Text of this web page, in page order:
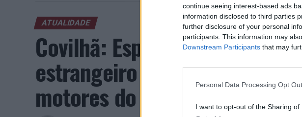
continue seeing interest-based ads
information disclosed to third parties
further disclosure of your personal
participants. This information may
Downstream Participants that may
Personal Data Processing Opt
I want to opt-out of the Sharing of
ATUALIDADE
Covilhã: Especialista aponta
estrangeiro e valorização
motores do crescimento da